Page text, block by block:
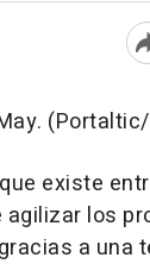
existe
los
a una